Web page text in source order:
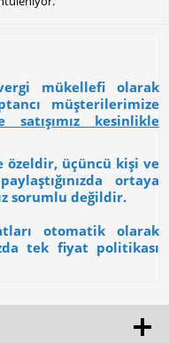
vergi mükellefi olarak
müşterilerimize
satışımız kesinlikle
özeldir, üçüncü kişi ve
ortaya
sorumlu değildir.
otomatik olarak
tek fiyat politikası